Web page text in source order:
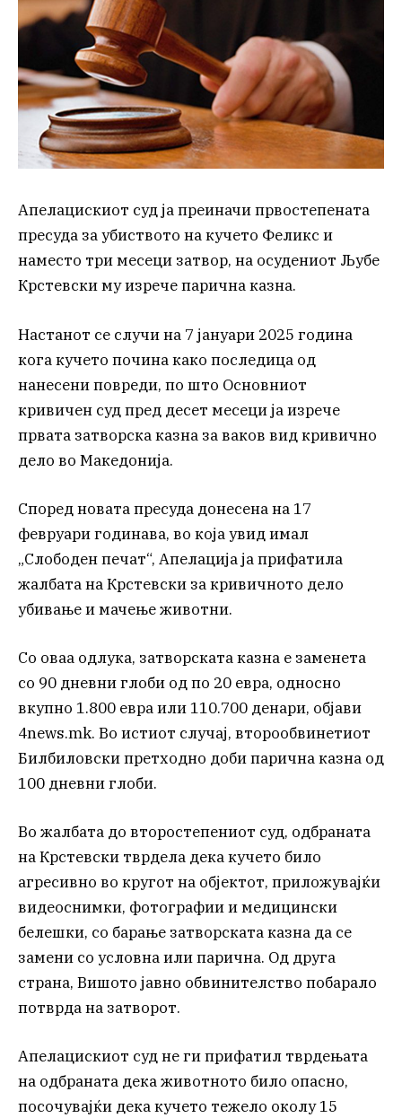
Апелацискиот суд ја преиначи првостепената
пресуда за убиството на кучето Феликс и
наместо три месеци затвор, на осудениот Љубе
Крстевски му изрече парична казна.
Настанот се случи на 7 јануари 2025 година
кога кучето почина како последица од
нанесени повреди, по што Основниот
кривичен суд пред десет месеци ја изрече
првата затворска казна за ваков вид кривично
дело во Македонија.
Според новата пресуда донесена на 17
февруари годинава, во која увид имал
„Слободен печат“, Апелација ја прифатила
жалбата на Крстевски за кривичното дело
убивање и мачење животни.
Со оваа одлука, затворската казна е заменета
со 90 дневни глоби од по 20 евра, односно
вкупно 1.800 евра или 110.700 денари, објави
4news.mk. Во истиот случај, второобвинетиот
Билбиловски претходно доби парична казна од
100 дневни глоби.
Во жалбата до второстепениот суд, одбраната
на Крстевски тврдела дека кучето било
агресивно во кругот на објектот, приложувајќи
видеоснимки, фотографии и медицински
белешки, со барање затворската казна да се
замени со условна или парична. Од друга
страна, Вишото јавно обвинителство побарало
потврда на затворот.
Апелацискиот суд не ги прифатил тврдењата
на одбраната дека животното било опасно,
посочувајќи дека кучето тежело околу 15